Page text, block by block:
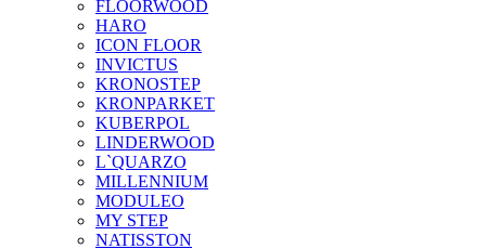
FLOORWOOD
HARO
ICON FLOOR
INVICTUS
KRONOSTEP
KRONPARKET
KUBERPOL
LINDERWOOD
L`QUARZO
MILLENNIUM
MODULEO
MY STEP
NATISSTON